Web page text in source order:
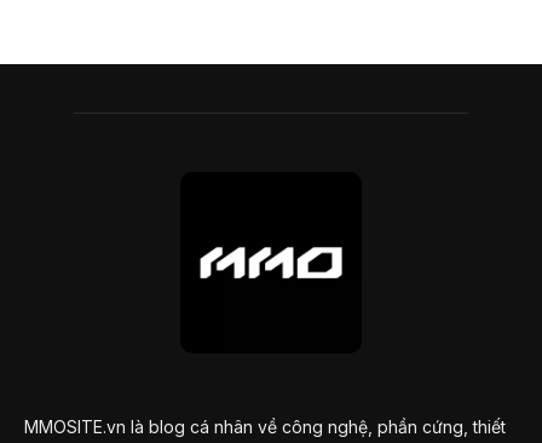
MMOSITE.vn là blog cá nhân về công nghệ, phần cứng, thiết